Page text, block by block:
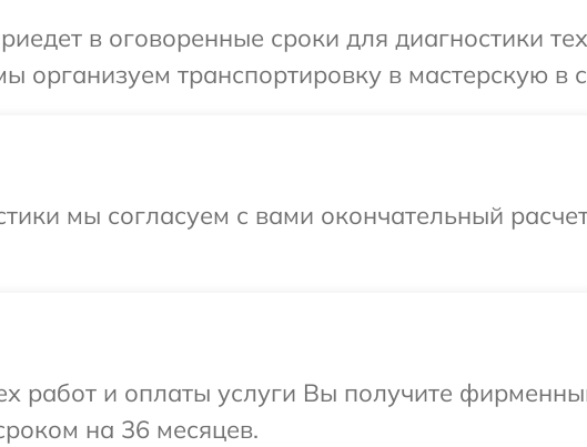
в оговоренные сроки для диагностики
организуем транспортировку в мастерскую в
мы согласуем с вами окончательный
работ и оплаты услуги Вы получите
на 36 месяцев.